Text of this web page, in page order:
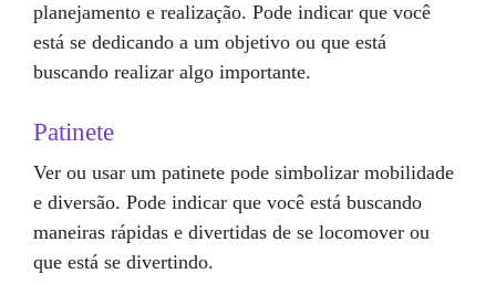
planejamento e realização. Pode indicar que você
está se dedicando a um objetivo ou que está
buscando realizar algo importante.
Patinete
Ver ou usar um patinete pode simbolizar mobilidade
e diversão. Pode indicar que você está buscando
maneiras rápidas e divertidas de se locomover ou
que está se divertindo.